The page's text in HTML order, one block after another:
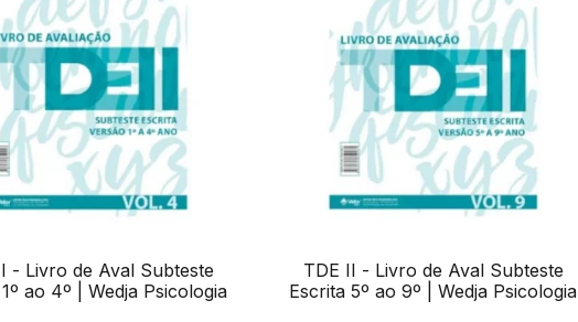
- Livro de Aval Subteste
ao 4º | Wedja Psicologia
TDE II - Livro de Aval Subteste
Escrita 5º ao 9º | Wedja Psicologia